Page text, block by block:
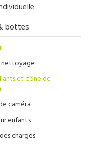
bottes
nettoyage
et cône de
caméra
enfants
charges